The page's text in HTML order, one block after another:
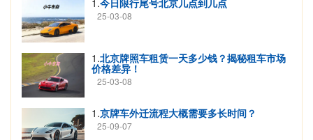
1.今日限行尾号北京几点到几点
25-03-08
1.北京牌照车租赁一天多少钱？揭秘租车市场
价格差异！
25-03-08
1.京牌车外迁流程大概需要多长时间？
25-09-07